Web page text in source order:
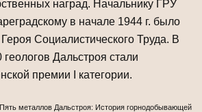
наград. Начальнику ГРУ
в начале 1944 г. было
Социалистического Труда. В
Дальстроя стали
премии I категории.
металлов Дальстроя: История горнодобывающей